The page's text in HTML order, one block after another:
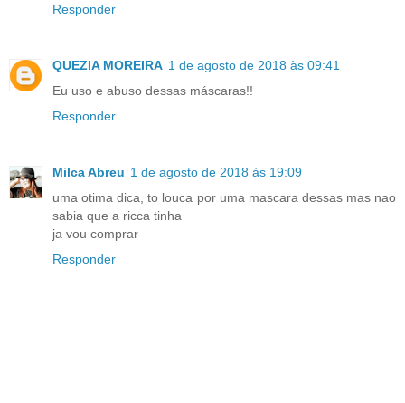
Responder
QUEZIA MOREIRA 1 de agosto de 2018 às 09:41
Eu uso e abuso dessas máscaras!!
Responder
Milca Abreu 1 de agosto de 2018 às 19:09
uma otima dica, to louca por uma mascara dessas mas nao
sabia que a ricca tinha
ja vou comprar
Responder